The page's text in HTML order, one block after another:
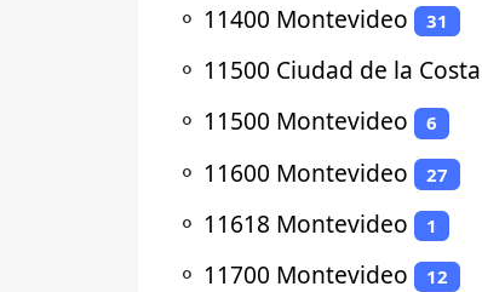
⚬ 11400 Montevideo 31
⚬ 11500 Ciudad de la Costa
⚬ 11500 Montevideo 6
⚬ 11600 Montevideo 27
⚬ 11618 Montevideo 1
⚬ 11700 Montevideo 12